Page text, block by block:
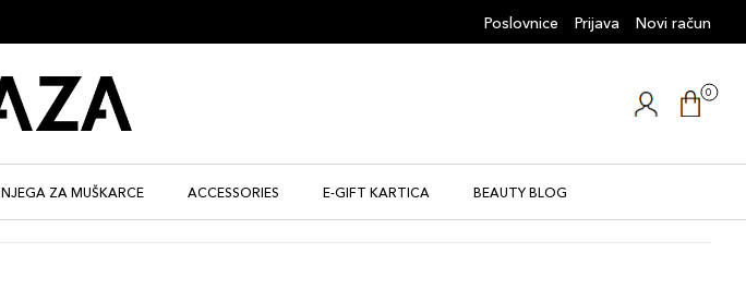
Poslovnice Prijava Novi račun
0
NJEGA ZA MUŠKARCE ACCESSORIES E-GIFT KARTICA BEAUTY BLOG